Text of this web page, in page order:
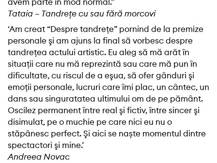
Tataia – Tandrețe cu sau fără morcovi
‘Am creat “Despre tandreţe” pornind de la premize
personale şi am ajuns la final să vorbesc despre
tandreţea actului artistic. Eu aleg să mă arăt în
situaţii care nu mă reprezintă sau care mă pun în
dificultate, cu riscul de a eşua, să ofer gânduri şi
emoţii personale, lucruri care îmi plac, un cântec, un
dans sau singuratatea ultimului om de pe pământ.
Oscilez permanent între real şi fictiv, între sincer şi
disimulat, pe o muchie pe care nici eu nu o
stăpânesc perfect. Şi aici se naște momentul dintre
spectactori şi mine.’
Andreea Novac